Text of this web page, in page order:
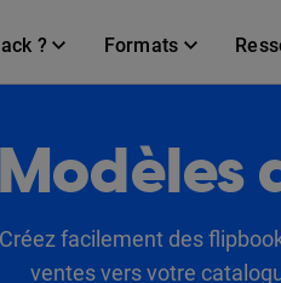
? Formats
Modèles
Créez facilement des
ventes vers votre